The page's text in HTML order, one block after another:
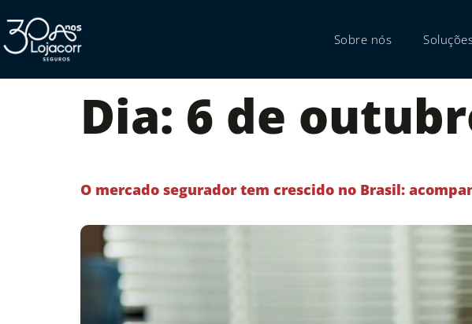
Sobre nós
Dia: 6 de
O mercado segurador tem crescido no Brasil: